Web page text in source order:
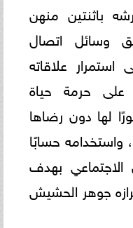
باثنتين منهن
وسائل اتصال
علاقاته
على حرمة حياة
لها دون رضاها
واستخدامه حسابًا
الاجتماعي بهدف
جوهر الحشيش